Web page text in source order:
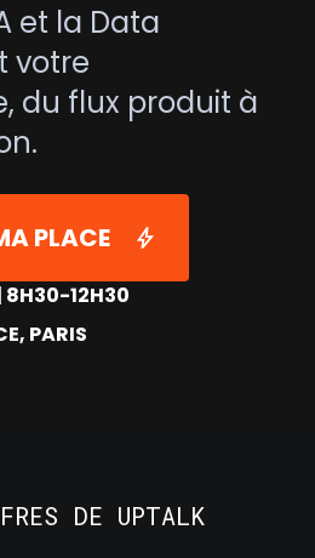
et la Data
votre
du flux produit à
PLACE
8H30-12H30
PARIS
DE UPTALK